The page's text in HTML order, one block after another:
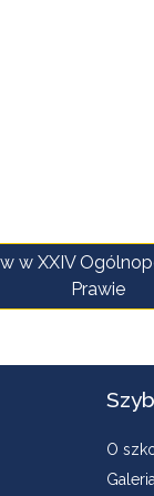
w XXIV
Prawie
O